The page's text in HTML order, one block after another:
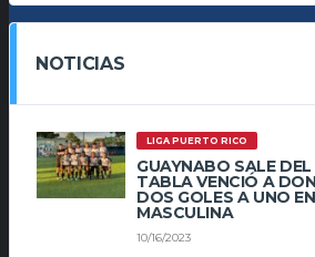
NOTICIAS
LIGA PUERTO RICO
GUAYNABO SALE
TABLA VENCIÓ A
DOS GOLES A UNO
MASCULINA
10/16/2023